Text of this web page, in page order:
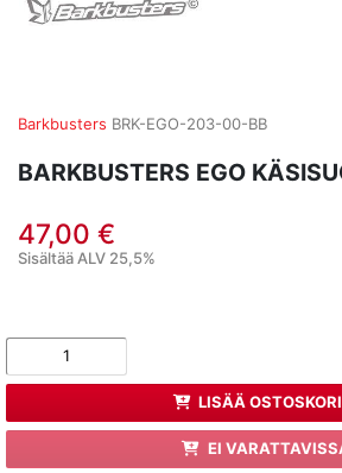
Barkbusters BRK-EGO-203-00-BB
BARKBUSTERS EGO
47,00 €
Sisältää ALV 25,5%
LISÄÄ
EI